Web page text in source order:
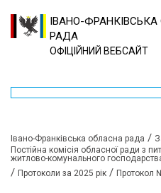
ІВАНО-
РАДА
ОФІЦІЙНИЙ ВЕБСАЙТ
Івано-Франківська обласна рада /
Постійна комісія обласної ради з
житлово-комунального
/ Протоколи за 2025 рік / Протокол